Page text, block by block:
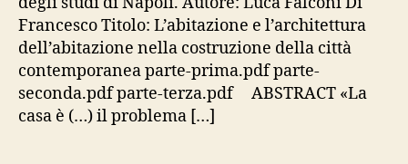
Francesco Titolo: L’abitazione e l’architettura
dell’abitazione nella costruzione della città
contemporanea parte-prima.pdf parte-
seconda.pdf parte-terza.pdf ABSTRACT «La
casa è (…) il problema […]